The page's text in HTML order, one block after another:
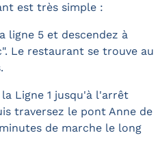
est très simple :
ligne 5 et descendez à
Le restaurant se trouve au
Ligne 1 jusqu'à l'arrêt
traversez le pont Anne de
de marche le long